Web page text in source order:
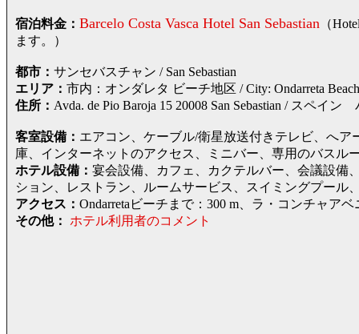
宿泊料金： Barcelo Costa Vasca Hotel San Sebastian （
ます。）
都市： サンセバスチャン / San Sebastian
エリア： 市内：オンダレタ ビーチ地区 / City: Ondarreta
住所： Avda. de Pio Baroja 15 20008 San Sebastian / スペ
客室設備： エアコン、ケーブル/衛星放送付きテレビ、へ
庫、インターネットのアクセス、ミニバー、専用のバスル
ホテル設備： 宴会設備、カフェ、カクテルバー、会議設備
ション、レストラン、ルームサービス、スイミングプール
アクセス： Ondarretaビーチまで：300 m、ラ・コンチャア
その他：
ホテル利用者のコメント